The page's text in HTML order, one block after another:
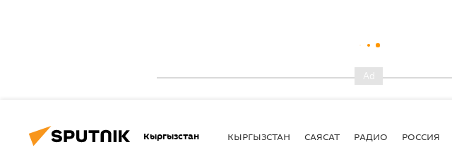
Кыргызстан КЫРГЫЗСТАН САЯСАТ РАДИО РОССИЯ